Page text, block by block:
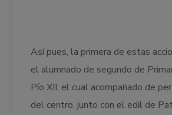
Así pues, la primera de estas
el alumnado de segundo de
Pío XII, el cual acompañado de
del centro, junto con el edil de